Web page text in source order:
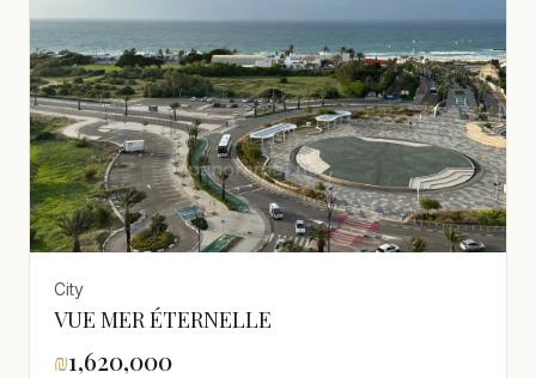
City
VUE MER ÉTERNELLE
₪1,620,000